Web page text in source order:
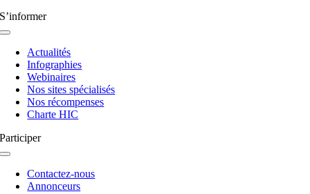
S’informer
Navigation
basculeActualités
Infographies
Webinaires
Nos sites spécialisés
Nos récompenses
Charte HIC
Participer
Navigation
basculeContactez-nous
Annonceurs